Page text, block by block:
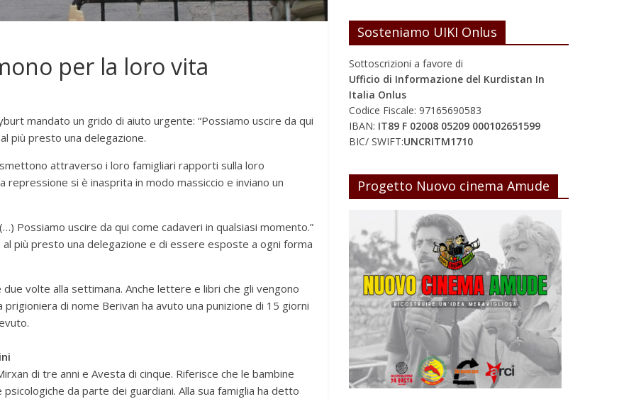
per la loro vita
mandato un grido di aiuto urgente: “Possiamo uscire da qui
più presto una delegazione.
attraverso i loro famigliari rapporti sulla loro
repressione si è inasprita in modo massiccio e inviano un
Possiamo uscire da qui come cadaveri in qualsiasi momento.”
più presto una delegazione e di essere esposte a ogni forma
volte alla settimana. Anche lettere e libri che gli vengono
di nome Berivan ha avuto una punizione di 15 giorni
di tre anni e Avesta di cinque. Riferisce che le bambine
da parte dei guardiani. Alla sua famiglia ha detto
Sosteniamo UIKI Onlus
Sottoscrizioni a favore di
Ufficio di Informazione del Kurdistan In
Italia Onlus
Codice Fiscale: 97165690583
IBAN: IT89 F 02008 05209 000102651599
BIC/ SWIFT:UNCRITM1710
Progetto Nuovo cinema Amude